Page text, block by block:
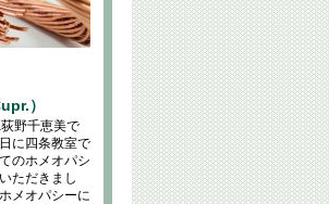
）
野千恵美で
に四条教室で
のホメオパシ
ただきまし
メオパシーに